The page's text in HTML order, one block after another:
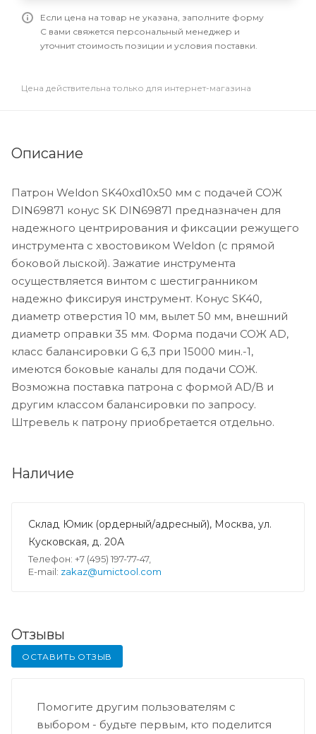
Если цена на товар не указана, заполните форму
С вами свяжется персональный менеджер и
уточнит стоимость позиции и условия поставки.
Цена действительна только для интернет-магазина
Описание
Патрон Weldon SK40xd10x50 мм с подачей СОЖ
DIN69871 конус SK DIN69871 предназначен для
надежного центрирования и фиксации режущего
инструмента с хвостовиком Weldon (с прямой
боковой лыской). Зажатие инструмента
осуществляется винтом с шестигранником
надежно фиксируя инструмент. Конус SK40,
диаметр отверстия 10 мм, вылет 50 мм, внешний
диаметр оправки 35 мм. Форма подачи СОЖ AD,
класс балансировки G 6,3 при 15000 мин.-1,
имеются боковые каналы для подачи СОЖ.
Возможна поставка патрона с формой AD/B и
другим классом балансировки по запросу.
Штревель к патрону приобретается отдельно.
Наличие
Склад Юмик (ордерный/адресный), Москва, ул.
Кусковская, д. 20А
Телефон: +7 (495) 197-77-47,
E-mail: zakaz@umictool.com
Отзывы
ОСТАВИТЬ ОТЗЫВ
Помогите другим пользователям с
выбором - будьте первым, кто поделится